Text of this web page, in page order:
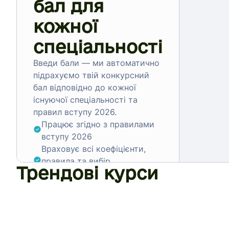
бал для
кожної
спеціальності
Введи бали — ми автоматично
підрахуємо твій конкурсний
бал відповідно до кожної
існуючої спеціальності та
правил вступу 2026.
Працює згідно з правилами
вступу 2026
Враховує всі коефіцієнти,
правила та вибір
спеціальності
Не треба нічого рахувати
Трендові курси